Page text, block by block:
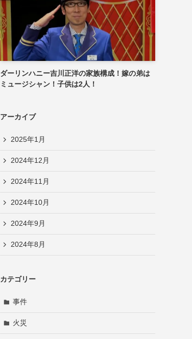
ダーリンハニー吉川正洋の家族構成！嫁の弟は
ミュージシャン！子供は2人！
アーカイブ
2025年1月
2024年12月
2024年11月
2024年10月
2024年9月
2024年8月
カテゴリー
事件
火災